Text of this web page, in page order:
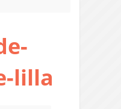
lilla